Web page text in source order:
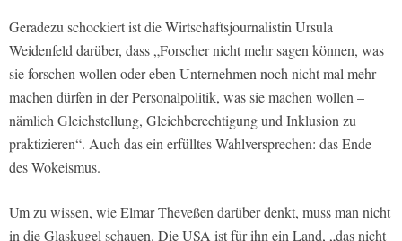
Geradezu schockiert ist die Wirtschaftsjournalistin Ursula
Weidenfeld darüber, dass „Forscher nicht mehr sagen können, was
sie forschen wollen oder eben Unternehmen noch nicht mal mehr
machen dürfen in der Personalpolitik, was sie machen wollen –
nämlich Gleichstellung, Gleichberechtigung und Inklusion zu
praktizieren“. Auch das ein erfülltes Wahlversprechen: das Ende
des Wokeismus.
Um zu wissen, wie Elmar Theveßen darüber denkt, muss man nicht
in die Glaskugel schauen. Die USA ist für ihn ein Land, „das nicht